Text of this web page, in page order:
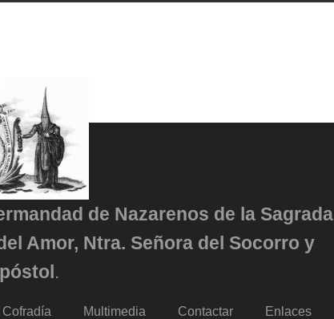
de Nazarenos de la Sagrada
Amor, Ntra. Señora del Socorro y
.
Cofradía Multimedia Contactar Enlaces